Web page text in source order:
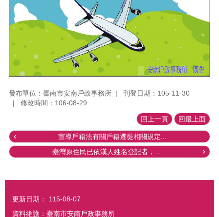
發布單位：臺南市安南戶政事務所
刊登日期：105-11-30
修改時間：106-08-29
回上一頁 回最上面
宣導戶籍法有關戶籍遷徙相關規定...
臺灣原住民已依漢人姓名登記者，...
:::
更新日期：
115-08-07
資料維護：臺南市安南戶政事務所